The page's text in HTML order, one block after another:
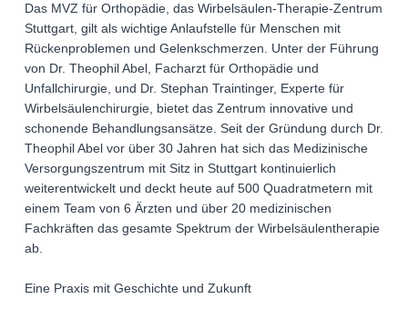
Das MVZ für Orthopädie, das Wirbelsäulen-Therapie-Zentrum
Stuttgart, gilt als wichtige Anlaufstelle für Menschen mit
Rückenproblemen und Gelenkschmerzen. Unter der Führung
von Dr. Theophil Abel, Facharzt für Orthopädie und
Unfallchirurgie, und Dr. Stephan Traintinger, Experte für
Wirbelsäulenchirurgie, bietet das Zentrum innovative und
schonende Behandlungsansätze. Seit der Gründung durch Dr.
Theophil Abel vor über 30 Jahren hat sich das Medizinische
Versorgungszentrum mit Sitz in Stuttgart kontinuierlich
weiterentwickelt und deckt heute auf 500 Quadratmetern mit
einem Team von 6 Ärzten und über 20 medizinischen
Fachkräften das gesamte Spektrum der Wirbelsäulentherapie
ab.
Eine Praxis mit Geschichte und Zukunft